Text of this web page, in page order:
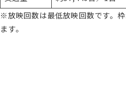
※放映回数は最低放映回数です。
ます。